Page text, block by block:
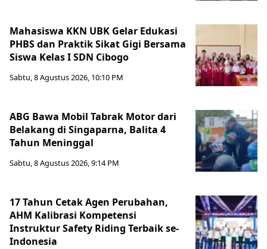
Mahasiswa KKN UBK Gelar Edukasi
PHBS dan Praktik Sikat Gigi Bersama
Siswa Kelas I SDN Cibogo
Sabtu, 8 Agustus 2026, 10:10 PM
ABG Bawa Mobil Tabrak Motor dari
Belakang di Singaparna, Balita 4
Tahun Meninggal
Sabtu, 8 Agustus 2026, 9:14 PM
17 Tahun Cetak Agen Perubahan,
AHM Kalibrasi Kompetensi
Instruktur Safety Riding Terbaik se-
Indonesia